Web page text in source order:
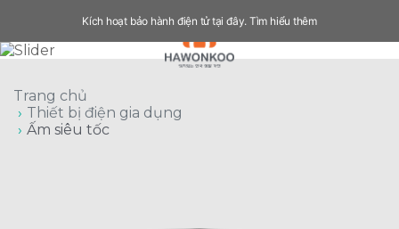
Kích hoạt bảo hành điện tử tại đây. Tìm hiểu thêm
Trang chủ
Thiết bị điện gia dụng
Ấm siêu tốc